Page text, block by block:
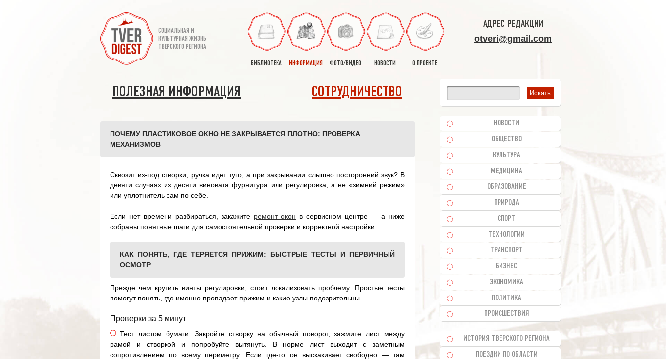
СОЦИАЛЬНАЯ И
КУЛЬТУРНАЯ ЖИЗНЬ
ТВЕРСКОГО РЕГИОНА
БИБЛИОТЕКА ИНФОРМАЦИЯ ФОТО/ВИДЕО НОВОСТИ О ПРОЕКТЕ
АДРЕС РЕДАКЦИИ
otveri@gmail.com
ПОЛЕЗНАЯ ИНФОРМАЦИЯ СОТРУДНИЧЕСТВО
ПОЧЕМУ ПЛАСТИКОВОЕ ОКНО НЕ ЗАКРЫВАЕТСЯ ПЛОТНО: ПРОВЕРКА
МЕХАНИЗМОВ
Сквозит из-под створки, ручка идет туго, а при закрывании слышно посторонний звук? В
девяти случаях из десяти виновата фурнитура или регулировка, а не «зимний режим»
или уплотнитель сам по себе.
Если нет времени разбираться, закажите ремонт окон в сервисном центре — а ниже
собраны понятные шаги для самостоятельной проверки и корректной настройки.
КАК ПОНЯТЬ, ГДЕ ТЕРЯЕТСЯ ПРИЖИМ: БЫСТРЫЕ ТЕСТЫ И ПЕРВИЧНЫЙ
ОСМОТР
Прежде чем крутить винты регулировки, стоит локализовать проблему. Простые тесты
помогут понять, где именно пропадает прижим и какие узлы подозрительны.
Проверки за 5 минут
Тест листом бумаги. Закройте створку на обычный поворот, зажмите лист между
рамой и створкой и попробуйте вытянуть. В норме лист выходит с заметным
сопротивлением по всему периметру. Если где-то он выскакивает свободно — там
НОВОСТИ
ОБЩЕСТВО
КУЛЬТУРА
МЕДИЦИНА
ОБРАЗОВАНИЕ
ПРИРОДА
СПОРТ
ТЕХНОЛОГИИ
ТРАНСПОРТ
БИЗНЕС
ЭКОНОМИКА
ПОЛИТИКА
ПРОИСШЕСТВИЯ
ИСТОРИЯ ТВЕРСКОГО РЕГИОНА
ПОЕЗДКИ ПО ОБЛАСТИ